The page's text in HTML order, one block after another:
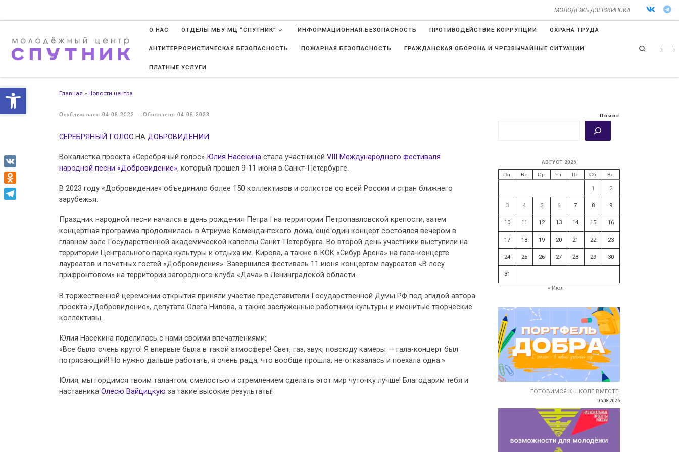
Открыть панель инструментов
МОЛОДЕЖЬ ДЗЕРЖИНСКА
О НАС ОТДЕЛЫ МБУ МЦ “СПУТНИК” ИНФОРМАЦИОННАЯ БЕЗОПАСНОСТЬ ПРОТИВОДЕЙСТВИЕ КОРРУПЦИИ ОХРАНА ТРУДА
АНТИТЕРРОРИСТИЧЕСКАЯ БЕЗОПАСНОСТЬ ПОЖАРНАЯ БЕЗОПАСНОСТЬ ГРАЖДАНСКАЯ ОБОРОНА И ЧРЕЗВЫЧАЙНЫЕ СИТУАЦИИ
ПЛАТНЫЕ УСЛУГИ
Search
Главная » Новости центра
Опубликовано 04.08.2023 - Обновлено 04.08.2023
СЕРЕБРЯНЫЙ ГОЛОС НА ДОБРОВИДЕНИИ
Вокалистка проекта «Серебряный голос» Юлия Насекина стала участницей VIII Международного фестиваля
народной песни «Добровидение», который прошел 9-11 июня в Санкт-Петербурге.
В 2023 году «Добровидение» объединило более 150 коллективов и солистов со всей России и стран ближнего
зарубежья.
Праздник народной песни начался в день рождения Петра I на территории Петропавловской крепости, затем
концертная программа продолжилась в Атриуме Комендантского дома, ещё один концерт состоялся вечером в
главном зале Государственной академической капеллы Санкт-Петербурга. Во второй день участники выступили на
территории Центрального парка культуры и отдыха им. Кирова, а также в КСК «Сибур Арена» на гала-концерте
лауреатов и почетных гостей «Добровидения». Завершился фестиваль 11 июня концертом лауреатов «В лесу
прифронтовом» на территории загородного клуба «Дача» в Ленинградской области.
В торжественной церемонии открытия приняли участие представители Государственной Думы РФ под эгидой автора
проекта «Добровидение», депутата Олега Нилова, а также заслуженные работники культуры и именитые творческие
коллективы.
Юлия Насекина поделилась с нами своими впечатлениями:
«Все было очень круто! Я впервые была в такой атмосфере! Свет, газ, звук, повсюду камеры — гала-концерт был
потрясающий! Но нужно дальше работать, я очень рада, что вообще прошла, не отказалась и поехала одна.»
Юлия, мы гордимся твоим талантом, смелостью и стремлением сделать этот мир чуточку лучше! Благодарим тебя и
наставника Олесю Вайцицкую за такие высокие результаты!
Поиск
АВГУСТ 2026
Пн Вт Ср Чт Пт Сб Вс
1 2
3 4 5 6 7 8 9
10 11 12 13 14 15 16
17 18 19 20 21 22 23
24 25 26 27 28 29 30
31
« Июл
ГОТОВИМСЯ К ШКОЛЕ ВМЕСТЕ!
06.08.2026
VK
Odnoklassniki